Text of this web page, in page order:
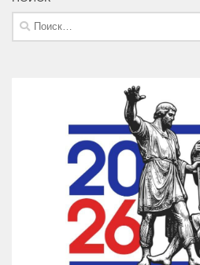
Найти: